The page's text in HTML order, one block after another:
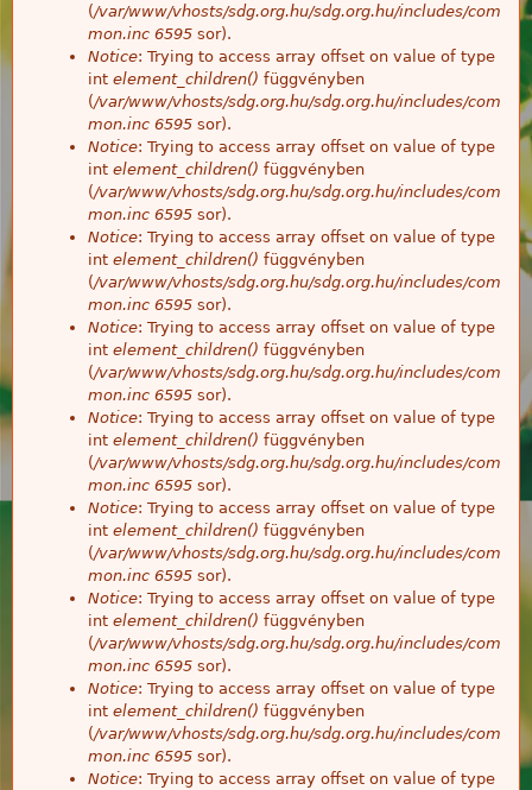
(/var/www/vhosts/sdg.org.hu/sdg.org.hu/includes/com
mon.inc 6595 sor).
Notice: Trying to access array offset on value of type
int element_children() függvényben
(/var/www/vhosts/sdg.org.hu/sdg.org.hu/includes/com
mon.inc 6595 sor).
Notice: Trying to access array offset on value of type
int element_children() függvényben
(/var/www/vhosts/sdg.org.hu/sdg.org.hu/includes/com
mon.inc 6595 sor).
Notice: Trying to access array offset on value of type
int element_children() függvényben
(/var/www/vhosts/sdg.org.hu/sdg.org.hu/includes/com
mon.inc 6595 sor).
Notice: Trying to access array offset on value of type
int element_children() függvényben
(/var/www/vhosts/sdg.org.hu/sdg.org.hu/includes/com
mon.inc 6595 sor).
Notice: Trying to access array offset on value of type
int element_children() függvényben
(/var/www/vhosts/sdg.org.hu/sdg.org.hu/includes/com
mon.inc 6595 sor).
Notice: Trying to access array offset on value of type
int element_children() függvényben
(/var/www/vhosts/sdg.org.hu/sdg.org.hu/includes/com
mon.inc 6595 sor).
Notice: Trying to access array offset on value of type
int element_children() függvényben
(/var/www/vhosts/sdg.org.hu/sdg.org.hu/includes/com
mon.inc 6595 sor).
Notice: Trying to access array offset on value of type
int element_children() függvényben
(/var/www/vhosts/sdg.org.hu/sdg.org.hu/includes/com
mon.inc 6595 sor).
Notice: Trying to access array offset on value of type